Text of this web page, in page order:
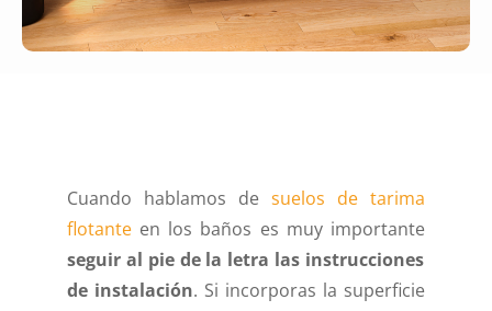
Cuando hablamos desuelos de tarima
flotanteen los baños es muy importante
seguir al pie de la letra las instrucciones
de instalación. Si incorporas la superficie